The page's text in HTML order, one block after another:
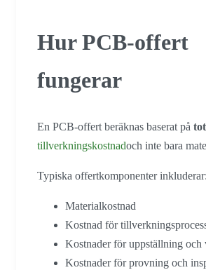
Hur PCB-offert
fungerar
En PCB-offert beräknas baserat på
tillverkningskostnadoch inte bara
Typiska offertkomponenter inkluderar:
Materialkostnad
Kostnad för
Kostnader för uppställning och
Kostnader för provning och